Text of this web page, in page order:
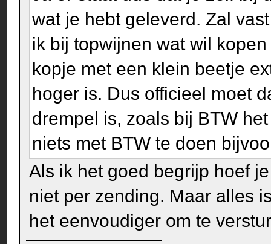
wat je hebt geleverd. Zal
ik bij topwijnen wat wil
kopje met een klein beetje
hoger is. Dus officieel moet
drempel is, zoals bij BTW
niets met BTW te doen
Als ik het goed begrijp hoef
niet per zending. Maar alles
het eenvoudiger om te